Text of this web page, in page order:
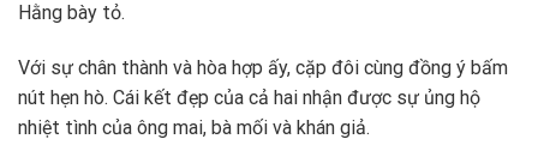
Hằng bày tỏ.
Với sự chân thành và hòa hợp ấy, cặp đôi cùng đồng ý bấm
nút hẹn hò. Cái kết đẹp của cả hai nhận được sự ủng hộ
nhiệt tình của ông mai, bà mối và khán giả.